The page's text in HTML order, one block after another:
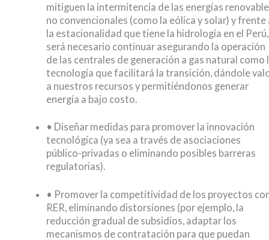
mitiguen la intermitencia de las energías
no convencionales (como la eólica y solar) y frente
la estacionalidad que tiene la hidrología en el Perú,
será necesario continuar asegurando la operación
de las centrales de generación a gas natural como
tecnología que facilitará la transición, dándole
a nuestros recursos y permitiéndonos generar
energía a bajo costo.
• Diseñar medidas para promover la innovación
tecnológica (ya sea a través de asociaciones
público-privadas o eliminando posibles barreras
regulatorias).
• Promover la competitividad de los proyectos
RER, eliminando distorsiones (por ejemplo, la
reducción gradual de subsidios, adaptar los
mecanismos de contratación para que puedan